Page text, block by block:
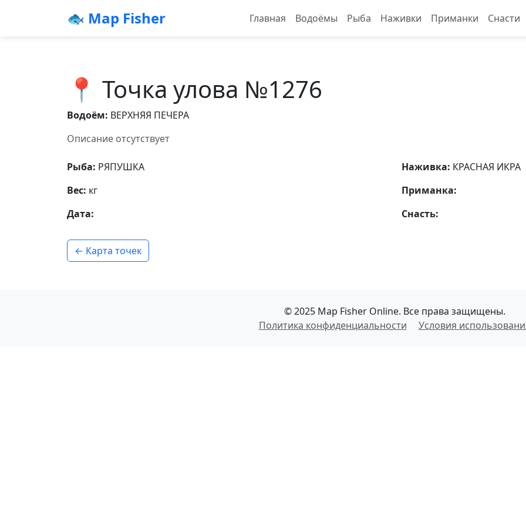
🐟 Map Fisher Главная Водоёмы Рыба Наживки Приманки Снасти
📍 Точка улова №1276
Водоём: ВЕРХНЯЯ ПЕЧЕРА
Описание отсутствует
Рыба: РЯПУШКА
Вес: кг
Дата:
Наживка: КРАСНАЯ ИКРА
Приманка:
Снасть:
← Карта точек
© 2025 Map Fisher Online. Все права защищены.
Политика конфиденциальности
Условия